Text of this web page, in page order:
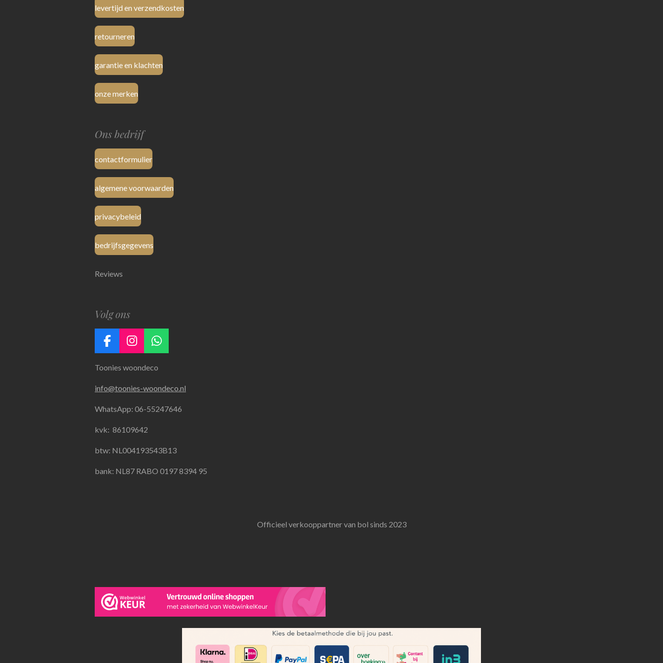
levertijd en verzendkosten
retourneren
garantie en klachten
onze merken
Ons bedrijf
contactformulier
algemene voorwaarden
privacybeleid
bedrijfsgegevens
Reviews
Volg ons
F
c
b
o
k
I
s
a
g
a
W
a
s
A
Toonies woondeco
info@toonies-woondeco.nl
WhatsApp: 06-55247646
kvk: 86109642
btw: NL004193543B13
bank: NL87 RABO 0197 8394 95
Officieel verkooppartner van bol sinds 2023